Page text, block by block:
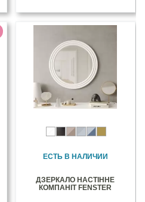
ЕСТЬ В НАЛИЧИИ
ДЗЕРКАЛО НАСТІННЕ
КОМПАНІТ FENSTER